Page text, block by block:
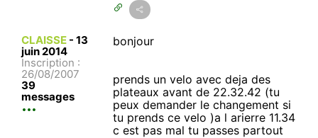
CLAISSE - 13
juin 2014
Inscription :
26/08/2007
39
messages
bonjour
prends un velo avec deja des
plateaux avant de 22.32.42 (tu
peux demander le changement si
tu prends ce velo )a l arierre 11.34
c est pas mal tu passes partout